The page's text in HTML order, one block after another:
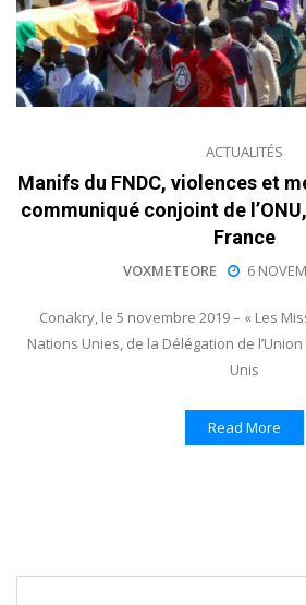
ACTUALITÉS
Manifs du FNDC, violences et
communiqué conjoint de
France
VOXMETEORE 6
Conakry, le 5 novembre 2019 – « Les
Nations Unies, de la Délégation de
Unis
Read More